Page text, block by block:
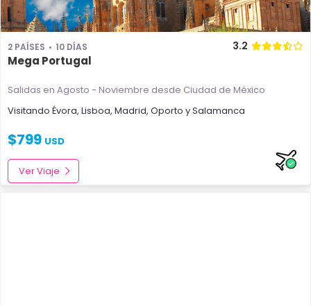
2 PAÍSES 10 DÍAS 3.2
Mega Portugal
Salidas en Agosto - Noviembre desde Ciudad de México
Visitando Évora, Lisboa, Madrid, Oporto ySalamanca
$799 USD
Ver Viaje